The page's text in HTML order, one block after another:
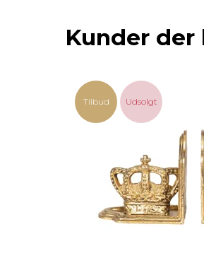
Kunder
Tilbud Udsolgt